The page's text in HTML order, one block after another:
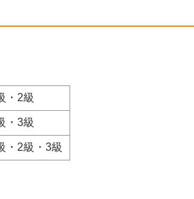
・2級
・3級
・2級・3級